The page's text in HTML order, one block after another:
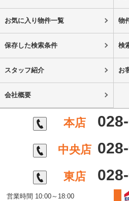
お気に入り物件一覧 物
保存した検索条件 検
スタッフ紹介 お
会社概要
本店
中央店
東店
営業時間 10:00～18:00